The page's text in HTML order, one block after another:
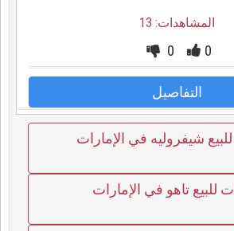
المشاهدات: 13
0
0
التفاصيل
شيفروليه في الإمارات
للبيع تاهو في الإمارات